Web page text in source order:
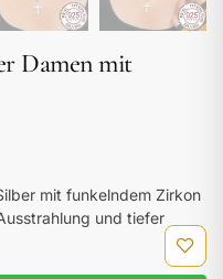
Damen mit
mit funkelndem Zirkon
und tiefer